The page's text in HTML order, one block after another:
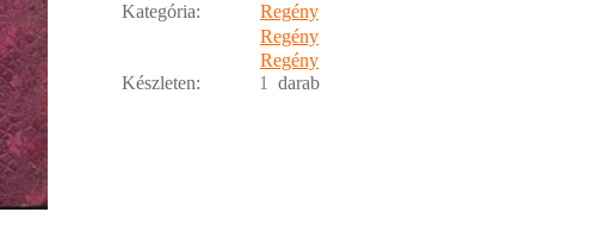
Kategória:
Regény
Regény
Regény
Készleten:
1 darab